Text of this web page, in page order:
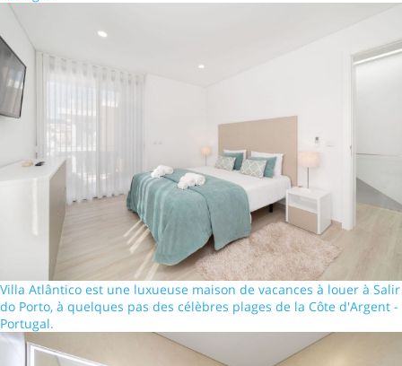
Villa Atlântico est une luxueuse maison de vacances à louer à Salir
do Porto, à quelques pas des célèbres plages de la Côte d'Argent -
Portugal.